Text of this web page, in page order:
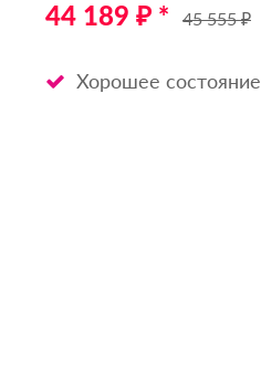
44 189 ₽ * 45 555 ₽
Хорошее состояние